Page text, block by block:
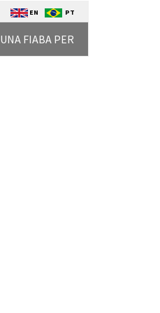
EN PT
UNA FIABA PER